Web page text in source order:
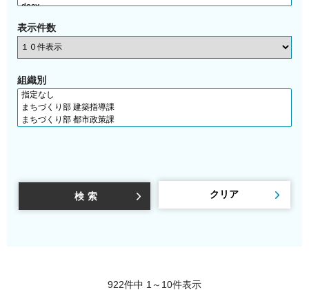
表示件数
組織別
922件中 1～10件表示